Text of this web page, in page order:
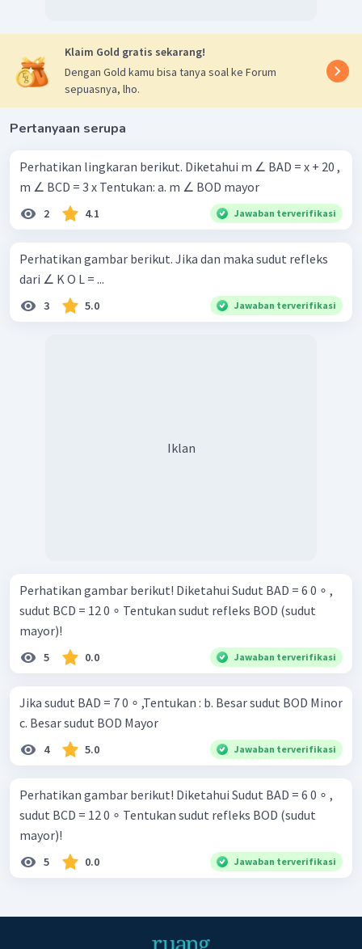
Klaim Gold gratis sekarang!
Dengan Gold kamu bisa tanya soal ke Forum
sepuasnya, lho.
Pertanyaan serupa
Perhatikan lingkaran berikut. Diketahui m ∠ BAD = x + 20 ,
m ∠ BCD = 3 x Tentukan: a. m ∠ BOD mayor
2 4.1 Jawaban terverifikasi
Perhatikan gambar berikut. Jika dan maka sudut refleks
dari ∠ K O L = ...
3 5.0 Jawaban terverifikasi
Iklan
Perhatikan gambar berikut! Diketahui Sudut BAD = 6 0 ∘ ,
sudut BCD = 12 0 ∘ Tentukan sudut refleks BOD (sudut
mayor)!
5 0.0 Jawaban terverifikasi
Jika sudut BAD = 7 0 ∘ ,Tentukan : b. Besar sudut BOD Minor
c. Besar sudut BOD Mayor
4 5.0 Jawaban terverifikasi
Perhatikan gambar berikut! Diketahui Sudut BAD = 6 0 ∘ ,
sudut BCD = 12 0 ∘ Tentukan sudut refleks BOD (sudut
mayor)!
5 0.0 Jawaban terverifikasi